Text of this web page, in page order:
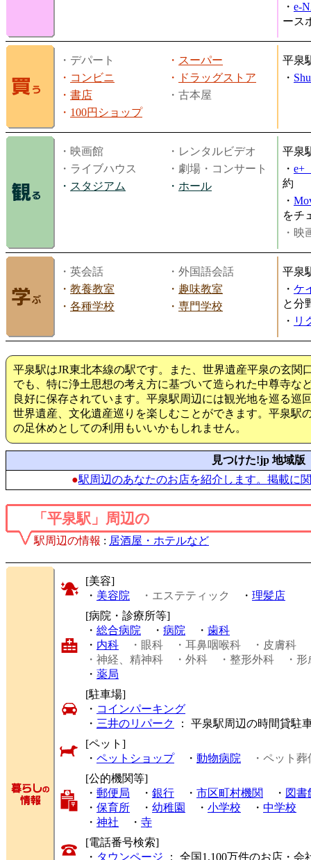
・ e-
ース
・デパート ・ スーパー
・ コンビニ ・
ドラッグストア
・ 書店
・古本屋
・ 100円ショップ
平泉
・
・映画館
・レンタルビデオ
・ライブハウス
・劇場・コンサート
・ スタジアム ・ ホール
平泉
・ e+
約
・
をチ
・映
・英会話
・外国語会話
・ 教養教室 ・ 趣味教室
・ 各種学校 ・ 専門学校
平泉
・ ケ
と分
・ リ
平泉駅はJR東北本線の駅です。また、世界遺産平泉の玄関
でも、特に浄土思想の考え方に基づいて造られた中尊寺な
良好に保存されています。平泉駅周辺には観光地を巡る巡
世界遺産、文化遺産巡りを楽しむことができます。平泉駅
の足休めとしての利用もいいかもしれません。
見つけた!jp 地域版
●駅周辺のあなたのお店を紹介します。掲載に
「平泉駅」周辺の
駅周辺の情報 : 居酒屋・ホテルなど
[美容]
・ 美容院 ・エステティック ・ 理髪店
[病院・診療所等]
・ 総合病院 ・ 病院 ・ 歯科
・ 内科 ・眼科 ・耳鼻咽喉科 ・皮膚科
・神経、精神科
・外科 ・整形外科
・
・ 薬局
[駐車場]
・ コインパーキング
・ 三井のリパーク
： 平泉駅周辺の時間貸駐
[ペット]
・ ペットショップ・ 動物病院
・ペット葬
[公的機関等]
・ 郵便局 ・ 銀行 ・ 市区町村機関 ・ 図書
・ 保育所 ・ 幼稚園 ・ 小学校 ・ 中学校
・ 神社 ・ 寺
[電話番号検索]
・ タウンページ ： 全国1,100万件のお店・